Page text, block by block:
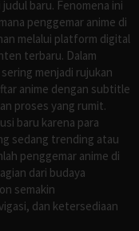
baru. Fenomena ini
penggemar anime di
melalui platform digital
terbaru. Dalam
menjadi rujukan
anime dengan subtitle
proses yang rumit.
baru karena para
sedang trending atau
penggemar anime di
dari budaya
semakin
dan ketersediaan